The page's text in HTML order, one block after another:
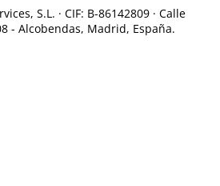
S.L. · CIF: B-86142809 · Calle
- Alcobendas, Madrid, España.